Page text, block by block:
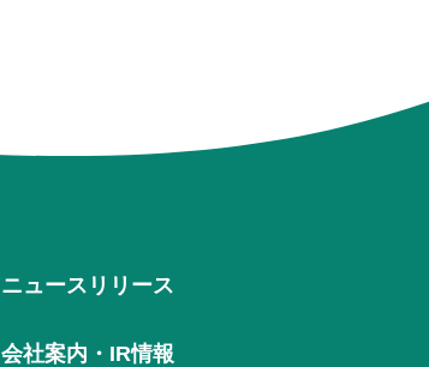
ニュースリリース
会社案内・IR情報